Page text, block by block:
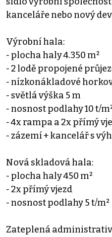
kanceláře nebo nový
Výrobní hala:
- plocha haly 4.350 m²
- 2 lodě propojené
- nízkonákladové
- světlá výška 5 m
- nosnost podlahy 10 t/
- 4x rampa a 2x přímý
- zázemí + kancelář s
Nová skladová hala:
- plocha haly 450 m²
- 2x přímý vjezd
- nosnost podlahy 5 t/m²
Zateplená